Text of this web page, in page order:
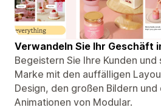
Verwandeln Sie Ihr Geschäft
Begeistern Sie Ihre Kunden und
Marke mit den auffälligen
Design, den großen Bildern
Animationen von Modular.